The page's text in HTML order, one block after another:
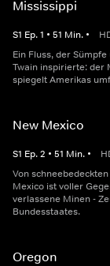
Mississippi
S1 Ep.1 • 51 Min. •
Ein Fluss, der
Twain inspirierte: der
spiegelt Amerikas
New Mexico
S1 Ep.2 • 51 Min. •
Von
Mexico ist voller
verlassene Minen -
Bundesstaates.
Oregon